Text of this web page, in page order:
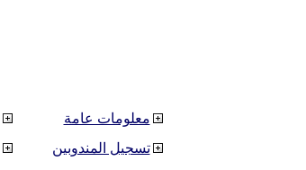
معلومات عامة
تسجيل المندوبين